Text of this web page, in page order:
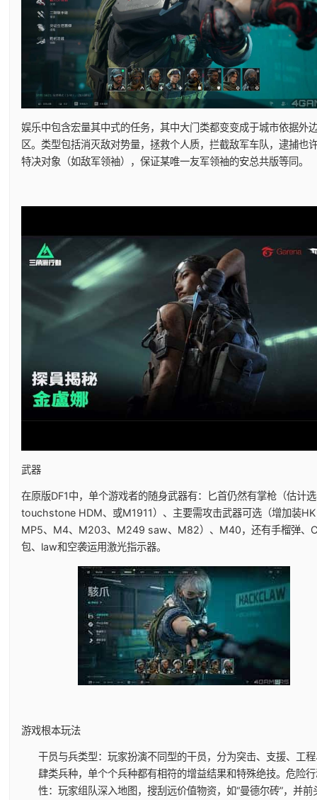
娱乐中包含宏量其中式的任务，其中大门类都变变成于城市依据外
区。类型包括消灭敌对势量，拯救个人质，拦截敌军车队，逮捕也
特决对象（如敌军领袖），保证某唯一友军领袖的安总共版等同。
武器
在原版DF1中，单个游戏者的随身武器有：匕首仍然有掌枪（估计
touchstone HDM、或M1911）、主要需攻击武器可选（增加装HK
MP5、M4、M203、M249 saw、M82）、M40，还有手榴弹、
包、law和空袭运用激光指示器。
游戏根本玩法
干员与兵类型：玩家扮演不同型的干员，分为突击、支援、工
肆类兵种，单个个兵种都有相符的增益结果和特殊绝技。 危险
性：玩家组队深入地图，搜刮远价值物资，如“曼德尔砖”，并前